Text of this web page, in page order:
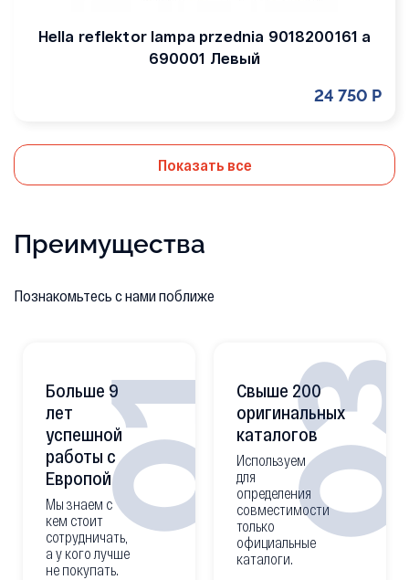
Hella reflektor lampa przednia 9018200161 a
690001 Левый
24 750 Р
Показать все
Преимущества
Познакомьтесь с нами поближе
01
Больше 9
лет
успешной
работы с
Европой
Мы знаем с
кем стоит
сотрудничать,
а у кого лучше
не покупать.
Свыше 200
оригинальных
каталогов
Используем
для
определения
совместимости
только
официальные
каталоги.